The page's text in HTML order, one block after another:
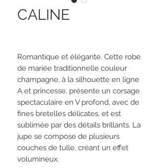
CALINE
Romantique et élégante. Cette robe
de mariée traditionnelle couleur
champagne, à la silhouette en ligne
A et princesse, présente un corsage
spectaculaire en V profond, avec de
fines bretelles délicates, et est
sublimée par des détails brillants. La
jupe se compose de plusieurs
couches de tulle, créant un effet
volumineux.